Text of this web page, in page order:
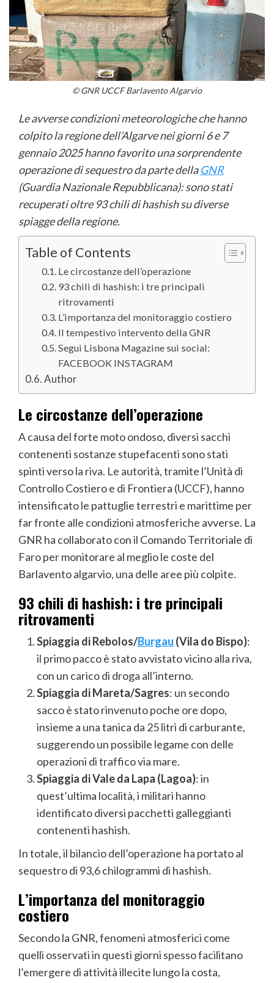
© GNR UCCF Barlavento Algarvio
Le avverse condizioni meteorologiche che hanno
colpito la regione dell’Algarve nei giorni 6 e 7
gennaio 2025 hanno favorito una sorprendente
operazione di sequestro da parte dellaGNR
(Guardia Nazionale Repubblicana): sono stati
recuperati oltre 93 chili di hashish su diverse
spiagge della regione.
Table of Contents
Le circostanze dell’operazione
93 chili di hashish: i tre principali
ritrovamenti
L’importanza del monitoraggio costiero
Il tempestivo intervento della GNR
Segui Lisbona Magazine sui social:
FACEBOOK INSTAGRAM
Author
Le circostanze dell’operazione
A causa del forte moto ondoso, diversi sacchi
contenenti sostanze stupefacenti sono stati
spinti verso la riva. Le autorità, tramite l’Unità di
Controllo Costiero e di Frontiera (UCCF), hanno
intensificato le pattuglie terrestri e marittime per
far fronte alle condizioni atmosferiche avverse. La
GNR ha collaborato con il Comando Territoriale di
Faro per monitorare al meglio le coste del
Barlavento algarvio, una delle aree più colpite.
93 chili di hashish: i tre principali
ritrovamenti
Spiaggia di Rebolos/Burgau (Vila do Bispo):
il primo pacco è stato avvistato vicino alla riva,
con un carico di droga all’interno.
Spiaggia di Mareta/Sagres: un secondo
sacco è stato rinvenuto poche ore dopo,
insieme a una tanica da 25 litri di carburante,
suggerendo un possibile legame con delle
operazioni di traffico via mare.
Spiaggia di Vale da Lapa (Lagoa): in
quest’ultima località, i militari hanno
identificato diversi pacchetti galleggianti
contenenti hashish.
In totale, il bilancio dell’operazione ha portato al
sequestro di 93,6 chilogrammi di hashish.
L’importanza del monitoraggio
costiero
Secondo la GNR, fenomeni atmosferici come
quelli osservati in questi giorni spesso facilitano
l’emergere di attività illecite lungo la costa,